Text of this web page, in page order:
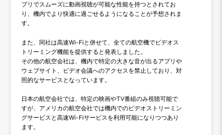
プリでスムーズに動画視聴が可能な性能を持つとされてお
り、機内でより快適に過ごせるようになることが予想されま
す。
また、同社は高速Wi-Fiと併せて、全ての航空機でビデオス
トリーミング機能を提供すると発表しました。
その他の航空会社は、機内で特定の大きな音が出るアプリや
ウェブサイト、ビデオ会議へのアクセスを禁止しており、対
照的なサービスとなっています。
日本の航空会社では、特定の映画やTV番組のみ視聴可能で
すが、アメリカの航空会社では機内でのビデオストリーミン
グサービスと高速Wi-Fiサービスを利用可能になりつつあり
ます。